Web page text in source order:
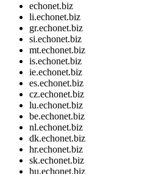
echonet.biz
li.echonet.biz
gr.echonet.biz
si.echonet.biz
mt.echonet.biz
is.echonet.biz
ie.echonet.biz
es.echonet.biz
cz.echonet.biz
lu.echonet.biz
be.echonet.biz
nl.echonet.biz
dk.echonet.biz
hr.echonet.biz
sk.echonet.biz
hu.echonet.biz